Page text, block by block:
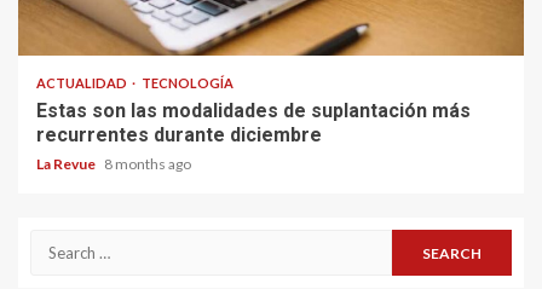
ACTUALIDAD TECNOLOGÍA
Estas son las modalidades de suplantación más
recurrentes durante diciembre
La Revue 8 months ago
Search